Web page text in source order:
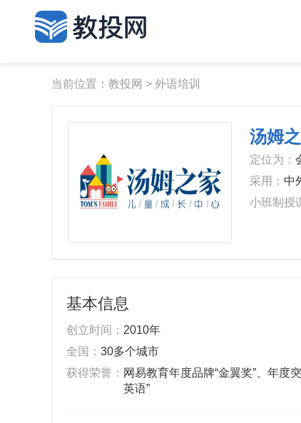
当前位置： 教投网 > 外语培训
汤姆
定位为：
采用： 中
小班制授
基本信息
创立时间： 2010年
全国： 30多个城市
获得荣誉： 网易教育年度品牌“金翼奖”、年度
英语”